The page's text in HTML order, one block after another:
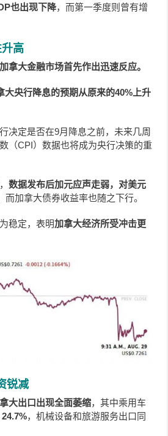
也出现下降，而第一季度则曾有增
高
加拿大金融市场首先作出迅速反应。
大央行降息的预期从原来的40%上升
决定是否在9月降息之前，未来几周
（CPI）数据也将成为央行决策的重
数据发布后加元应声走弱，对美元
而加拿大债券收益率也随之下行。
稳定，表明加拿大经济所受冲击更
锐减
大出口出现全面萎缩，其中乘用车
，机械设备和旅游服务出口同